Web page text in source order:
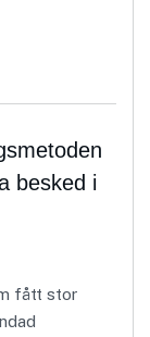
besked i
fått stor